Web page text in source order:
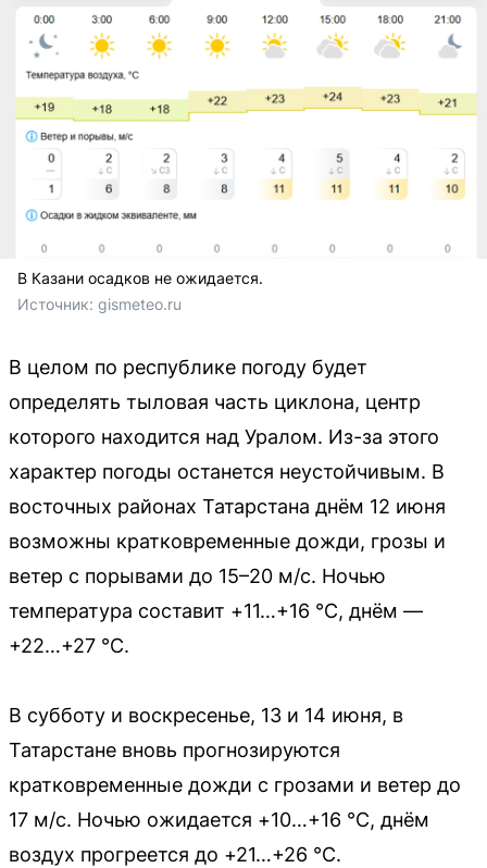
В Казани осадков не ожидается.
Источник: gismeteo.ru
В целом по республике погоду будет
определять тыловая часть циклона, центр
которого находится над Уралом. Из-за этого
характер погоды останется неустойчивым. В
восточных районах Татарстана днём 12 июня
возможны кратковременные дожди, грозы и
ветер с порывами до 15–20 м/с. Ночью
температура составит +11…+16 °C, днём —
+22…+27 °C.
В субботу и воскресенье, 13 и 14 июня, в
Татарстане вновь прогнозируются
кратковременные дожди с грозами и ветер до
17 м/с. Ночью ожидается +10…+16 °C, днём
воздух прогреется до +21…+26 °C.